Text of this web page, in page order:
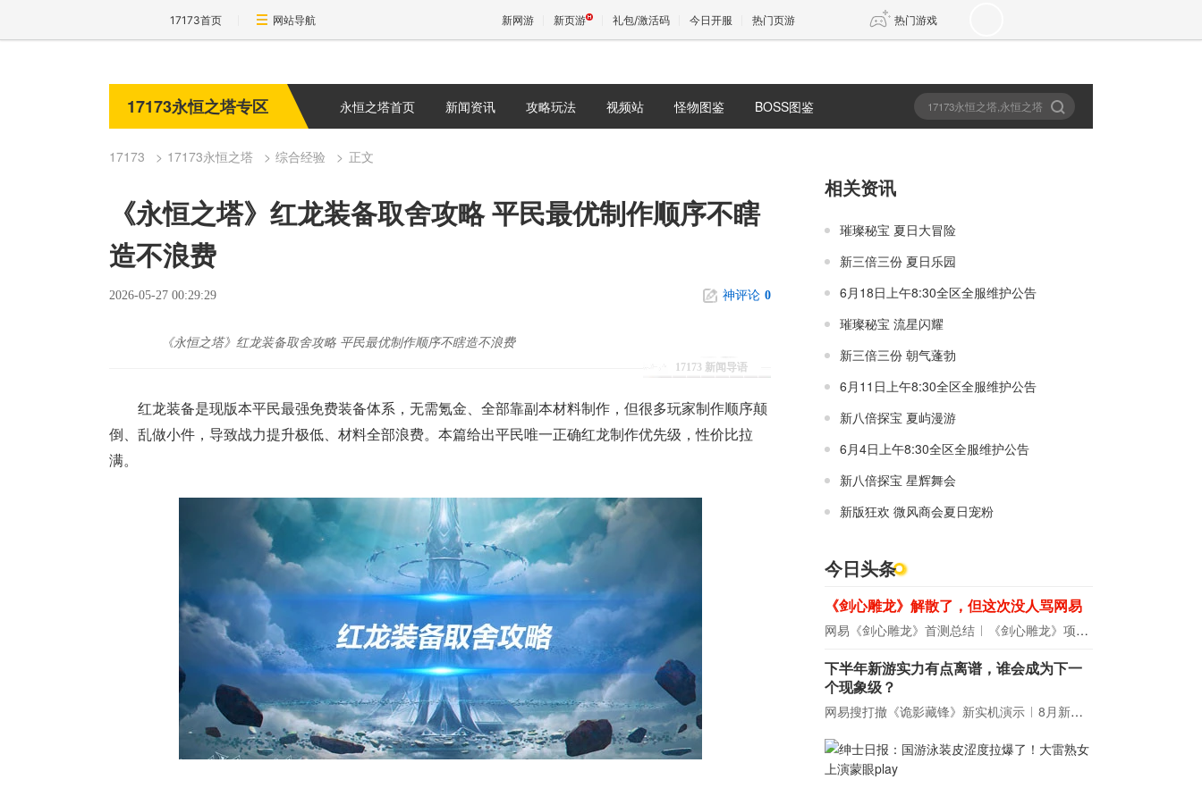
17173首页 网站导航 新网游 新页游 礼包/激活码 今日开服 热门页游 热门游戏
魔兽 传奇4
王权与自由
17173永恒之塔专区 永恒之塔首页 新闻资讯 攻略玩法 视频站 怪物图鉴 BOSS图鉴
17173 17173永恒之塔 综合经验 正文
《永恒之塔》红龙装备取舍攻略 平民最优制作顺序不瞎
造不浪费
2026-05-27 00:29:29 神评论 0
17173 新闻导语
《永恒之塔》红龙装备取舍攻略 平民最优制作顺序不瞎造不浪费
红龙装备是现版本平民最强免费装备体系，无需氪金、全部靠副本材料制作，但很多玩家制作顺序颠
倒、乱做小件，导致战力提升极低、材料全部浪费。本篇给出平民唯一正确红龙制作优先级，性价比拉
满。
相关资讯
璀璨秘宝 夏日大冒险
新三倍三份 夏日乐园
6月18日上午8:30全区全服维护公告
璀璨秘宝 流星闪耀
新三倍三份 朝气蓬勃
6月11日上午8:30全区全服维护公告
新八倍探宝 夏屿漫游
6月4日上午8:30全区全服维护公告
新八倍探宝 星辉舞会
新版狂欢 微风商会夏日宠粉
今日头条
《剑心雕龙》解散了，但这次没人骂网易
网易《剑心雕龙》首测总结 《剑心雕龙》项目宣布解散
下半年新游实力有点离谱，谁会成为下一
个现象级？
网易搜打撤《诡影藏锋》新实机演示 8月新游前瞻：《诡秘之主》领衔